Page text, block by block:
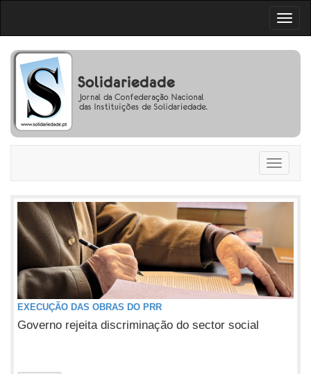
Toggle
EXECUÇÃO DAS OBRAS DO PRR
Governo rejeita discriminação do sector social